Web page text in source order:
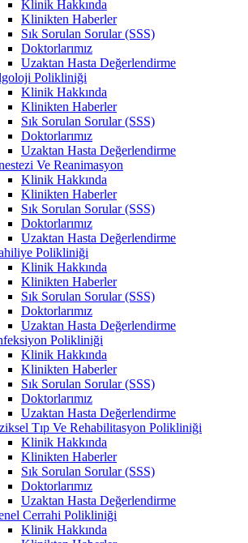
Klinik Hakkında
Klinikten Haberler
Sık Sorulan Sorular (SSS)
Doktorlarımız
Uzaktan Hasta Değerlendirme
Polikliniği
Klinik Hakkında
Klinikten Haberler
Sık Sorulan Sorular (SSS)
Doktorlarımız
Uzaktan Hasta Değerlendirme
Ve Reanimasyon
Klinik Hakkında
Klinikten Haberler
Sık Sorulan Sorular (SSS)
Doktorlarımız
Uzaktan Hasta Değerlendirme
Polikliniği
Klinik Hakkında
Klinikten Haberler
Sık Sorulan Sorular (SSS)
Doktorlarımız
Uzaktan Hasta Değerlendirme
Polikliniği
Klinik Hakkında
Klinikten Haberler
Sık Sorulan Sorular (SSS)
Doktorlarımız
Uzaktan Hasta Değerlendirme
Tıp Ve Rehabilitasyon Polikliniği
Klinik Hakkında
Klinikten Haberler
Sık Sorulan Sorular (SSS)
Doktorlarımız
Uzaktan Hasta Değerlendirme
Cerrahi Polikliniği
Klinik Hakkında